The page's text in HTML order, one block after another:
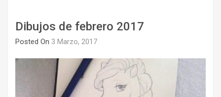
Dibujos de febrero 2017
Posted On 3 Marzo, 2017